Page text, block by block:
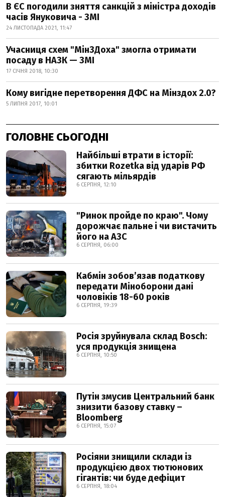
В ЄС погодили зняття санкцій з міністра доходів
часів Януковича - ЗМІ
24 ЛИСТОПАДА 2021, 11:47
Учасниця схем "МінЗДоха" змогла отримати
посаду в НАЗК — ЗМІ
17 СІЧНЯ 2018, 10:30
Кому вигідне перетворення ДФС на Мінздох 2.0?
5 ЛИПНЯ 2017, 10:01
ГОЛОВНЕ СЬОГОДНІ
Найбільші втрати в історії:
збитки Rozetka від ударів РФ
сягають мільярдів
6 СЕРПНЯ, 12:10
"Ринок пройде по краю". Чому
дорожчає пальне і чи вистачить
його на АЗС
6 СЕРПНЯ, 06:00
Кабмін зобовʼязав податкову
передати Міноборони дані
чоловіків 18-60 років
6 СЕРПНЯ, 19:39
Росія зруйнувала склад Bosch:
уся продукція знищена
6 СЕРПНЯ, 10:50
Путін змусив Центральний банк
знизити базову ставку –
Bloomberg
6 СЕРПНЯ, 15:07
Росіяни знищили склади із
продукцією двох тютюнових
гігантів: чи буде дефіцит
6 СЕРПНЯ, 18:04